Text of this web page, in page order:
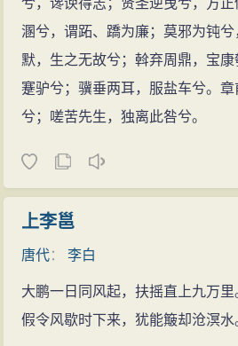
兮，谗谀得志；贤圣逆曳兮，方
溷兮，谓跖、蹻为廉；莫邪为钝
默，生之无故兮；斡弃周鼎，宝
蹇驴兮；骥垂两耳，服盐车兮。章
兮；嗟苦先生，独离此咎兮。
上李邕
唐代：李白
大鹏一日同风起，扶摇直上九万里
假令风歇时下来，犹能簸却沧溟水